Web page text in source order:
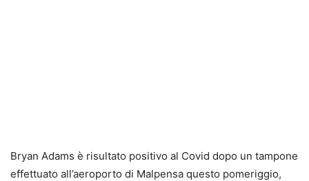
Bryan Adams è risultato positivo al Covid dopo un tampone
effettuato all’aeroporto di Malpensa questo pomeriggio,